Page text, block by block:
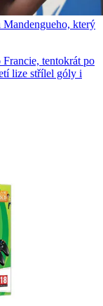
který
tentokrát po
lize střílel góly i